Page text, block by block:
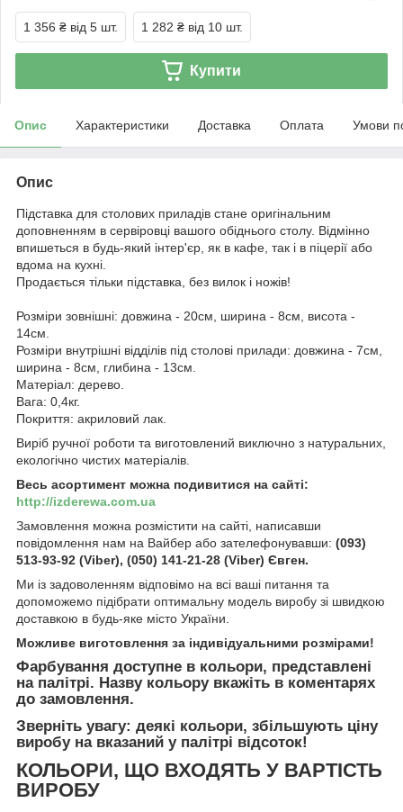
1 356 ₴ від 5 шт. 1 282 ₴ від 10 шт.
Купити
Опис Характеристики Доставка Оплата Умови
Опис
Підставка для столових приладів стане оригінальним
доповненням в сервіровці вашого обіднього столу. Відмінно
впишеться в будь-який інтер'єр, як в кафе, так і в піцерії або
вдома на кухні.
Продається тільки підставка, без вилок і ножів!
Розміри зовнішні: довжина - 20см, ширина - 8см, висота -
14см.
Розміри внутрішні відділів під столові прилади: довжина - 7см,
ширина - 8см, глибина - 13см.
Матеріал: дерево.
Вага: 0,4кг.
Покриття: акриловий лак.
Виріб ручної роботи та виготовлений виключно з натуральних,
екологічно чистих матеріалів.
Весь асортимент можна подивитися на сайті:
http://izderewa.com.ua
Замовлення можна розмістити на сайті, написавши
повідомлення нам на Вайбер або зателефонувавши: (093)
513-93-92 (Viber), (050) 141-21-28 (Viber) Євген.
Ми із задоволенням відповімо на всі ваші питання та
допоможемо підібрати оптимальну модель виробу зі швидкою
доставкою в будь-яке місто України.
Можливе виготовлення за індивідуальними розмірами!
Фарбування доступне в кольори, представлені
на палітрі. Назву кольору вкажіть в коментарях
до замовлення.
Зверніть увагу: деякі кольори, збільшують ціну
виробу на вказаний у палітрі відсоток!
КОЛЬОРИ, ЩО ВХОДЯТЬ У ВАРТІСТЬ
ВИРОБУ